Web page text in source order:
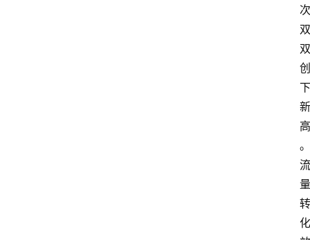
次
双
双
创
下
新
高
。
流
量
转
化